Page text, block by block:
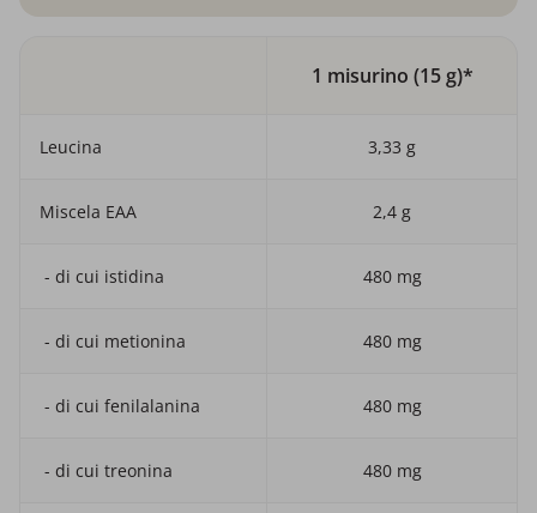
1 misurino (15 g)*
Leucina 3,33 g
Miscela EAA 2,4 g
- di cui istidina 480 mg
- di cui metionina 480 mg
- di cui fenilalanina 480 mg
- di cui treonina 480 mg